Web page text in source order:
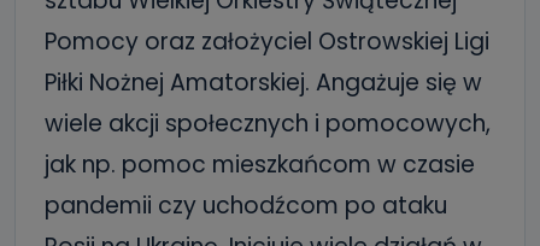
Pomocy oraz założyciel Ostrowskiej Ligi
Piłki Nożnej Amatorskiej. Angażuje się w
wiele akcji społecznych i pomocowych,
jak np. pomoc mieszkańcom w czasie
pandemii czy uchodźcom po ataku